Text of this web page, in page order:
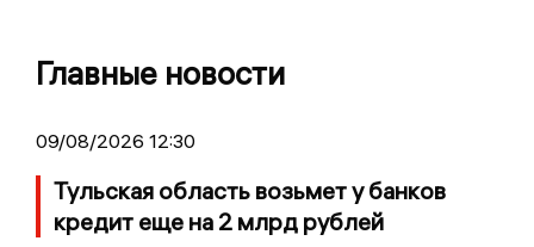
Главные новости
09/08/2026 12:30
Тульская область возьмет у банков
кредит еще на 2 млрд рублей